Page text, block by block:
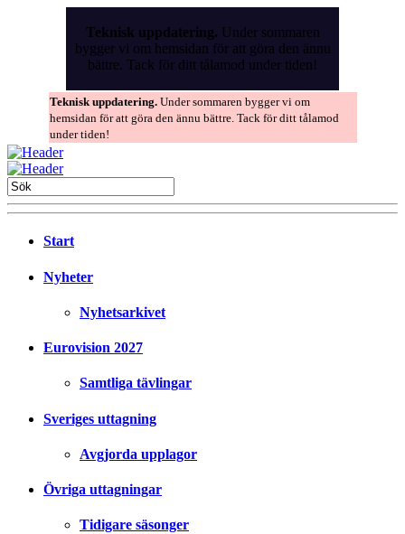
Teknisk uppdatering. Under sommaren
bygger vi om hemsidan för att göra den ännu
bättre. Tack för ditt tålamod under tiden!
Teknisk uppdatering. Under sommaren bygger vi om
hemsidan för att göra den ännu bättre. Tack för ditt tålamod
under tiden!
Start
Nyheter
Nyhetsarkivet
Eurovision 2027
Samtliga tävlingar
Sveriges uttagning
Avgjorda upplagor
Övriga uttagningar
Tidigare säsonger